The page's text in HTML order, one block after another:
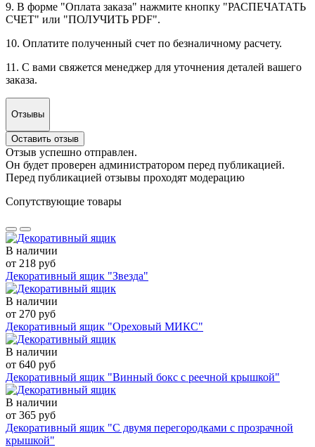
9. В форме "Оплата заказа" нажмите кнопку "РАСПЕЧАТАТЬ
СЧЕТ" или "ПОЛУЧИТЬ PDF".
10. Оплатите полученный счет по безналичному расчету.
11. С вами свяжется менеджер для уточнения деталей вашего
заказа.
Отзывы
Оставить отзыв
Отзыв успешно отправлен.
Он будет проверен администратором перед публикацией.
Перед публикацией отзывы проходят модерацию
Сопутствующие товары
В наличии
от 218 руб
Декоративный ящик "Звезда"
В наличии
от 270 руб
Декоративный ящик "Ореховый МИКС"
В наличии
от 640 руб
Декоративный ящик "Винный бокс с реечной крышкой"
В наличии
от 365 руб
Декоративный ящик "С двумя перегородками с прозрачной
крышкой"